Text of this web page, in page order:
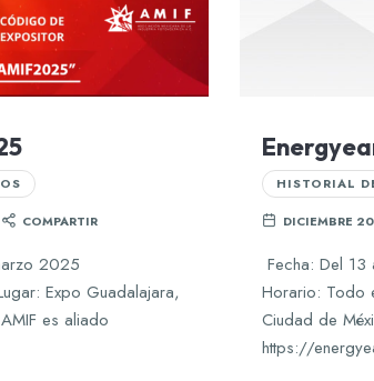
COMPARTIR
2025
Expo Guadalajara,
es aliado
HISTORIAL
DICIEMBRE
Fecha: Del
Horario: Todo
Ciudad de
https://